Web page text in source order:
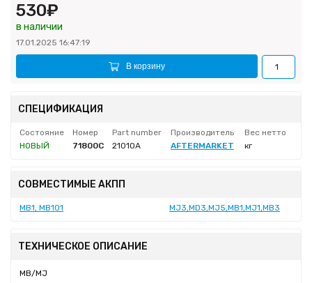
530₽
в наличии
17.01.2025 16:47:19
В корзину
СПЕЦИФИКАЦИЯ
Состояние Номер Part number Производитель
Вес нетто
НОВЫЙ
71800C 21010A AFTERMARKET кг
СОВМЕСТИМЫЕ АКПП
MB1, MB101 MJ3,MD3,MJ5,MB1,MJ1,MB3
ТЕХНИЧЕСКОЕ ОПИСАНИЕ
MB/MJ